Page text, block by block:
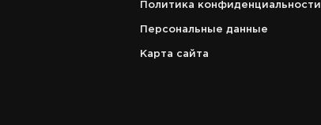
Политика конфиденциальности
Персональные данные
Карта сайта